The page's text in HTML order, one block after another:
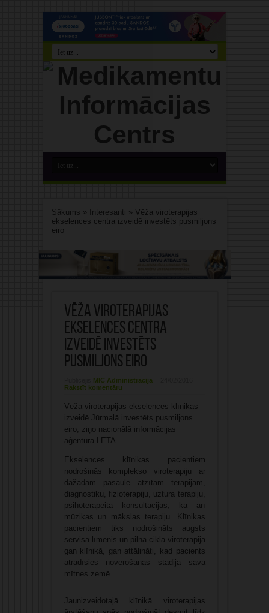
Sākums » Interesanti » Vēža viroterapijas
ekselences centra izveidē investēts pusmiljons
eiro
Vēža viroterapijas
ekselences centra
izveidē investēts
pusmiljons eiro
MIC Administrācija
Rakstīt komentāru
Vēža viroterapijas ekselences klīnikas
izveidē Jūrmalā investēts pusmiljons
eiro, ziņo nacionālā informācijas
aģentūra LETA.
Ekselences klīnikas pacientiem
nodrošinās komplekso viroterapiju ar
dažādām pasaulē atzītām terapijām,
diagnostiku, fizioterapiju, uztura terapiju,
psihoterapeita konsultācijas, kā arī
mūzikas un mākslas terapiju. Klīnikas
pacientiem tiks nodrošināts augsts
servisa līmenis un pilna cikla viroterapija
gan klīnikā, gan attālināti, kad pacients
atradīsies novērošanas stadijā savā
mītnes zemē.
Jaunizveidotajā klīnikā viroterapijas